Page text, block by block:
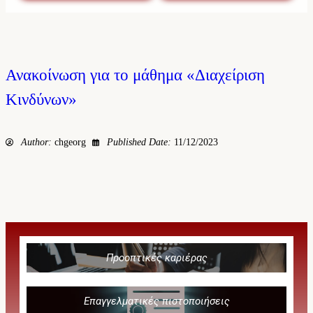
Ανακοίνωση για το μάθημα «Διαχείριση
Κινδύνων»
Author: chgeorg Published Date: 11/12/2023
Προοπτικές καριέρας
Επαγγελματικές πιστοποιήσεις